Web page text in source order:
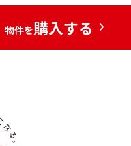
物件を購入する